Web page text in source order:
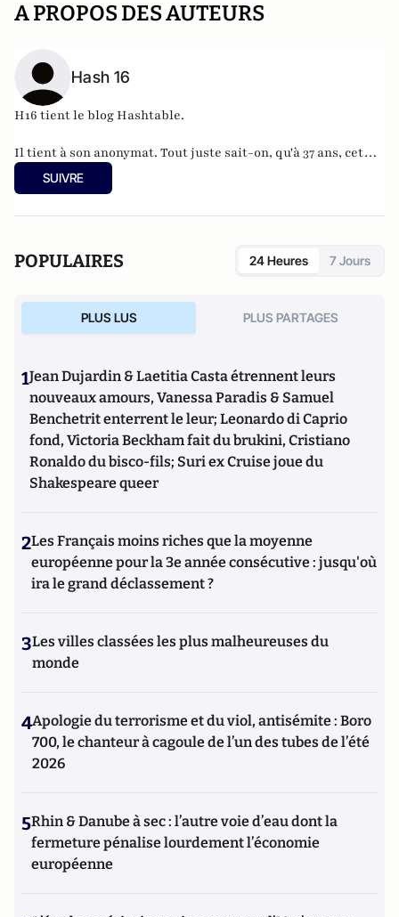
A PROPOS DES AUTEURS
Hash 16
H16 tient le blogHashtable.
Il tient à son anonymat. Tout juste sait-on, qu'à 37 ans, cet
informaticien à l'humour acerbe habite en Belgique et
travaille pour"une grosse boutique qui produit, gère et
SUIVRE
POPULAIRES 24 Heures 7 Jours
PLUS LUS PLUS PARTAGES
1Jean Dujardin & Laetitia Casta étrennent leurs
nouveaux amours, Vanessa Paradis & Samuel
Benchetrit enterrent le leur; Leonardo di Caprio
fond, Victoria Beckham fait du brukini, Cristiano
Ronaldo du bisco-fils; Suri ex Cruise joue du
Shakespeare queer
2Les Français moins riches que la moyenne
européenne pour la 3e année consécutive : jusqu'où
ira le grand déclassement ?
3Les villes classées les plus malheureuses du
monde
4Apologie du terrorisme et du viol, antisémite : Boro
700, le chanteur à cagoule de l’un des tubes de l’été
2026
5Rhin & Danube à sec : l’autre voie d’eau dont la
fermeture pénalise lourdement l’économie
européenne